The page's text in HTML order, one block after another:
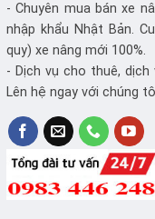
- Chuyên mua bán xe
nhập khẩu Nhật Bản.
quy) xe nâng mới 100%.
- Dịch vụ cho thuê,
Lên hệ ngay với chúng